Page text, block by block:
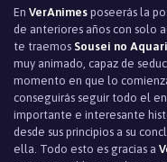
En VerAnimes poseerás la
de anteriores años con solo
te traemos Sousei no
muy animado, capaz de
momento en que lo
conseguirás seguir todo el
importante e interesante
desde sus principios a su
ella. Todo esto es gracias a